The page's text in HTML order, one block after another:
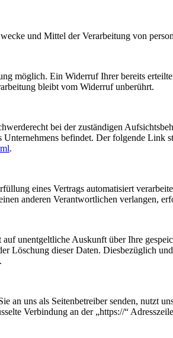
und Mittel der Verarbeitung von
möglich. Ein Widerruf Ihrer bereits
bleibt vom Widerruf unberührt.
bei der zuständigen
befindet. Der folgende
.
eines Vertrags automatisiert
anderen Verantwortlichen verlangen,
unentgeltliche Auskunft über Ihre
dieser Daten. Diesbezüglich
an uns als Seitenbetreiber senden, nutzt
Verbindung an der „https://“